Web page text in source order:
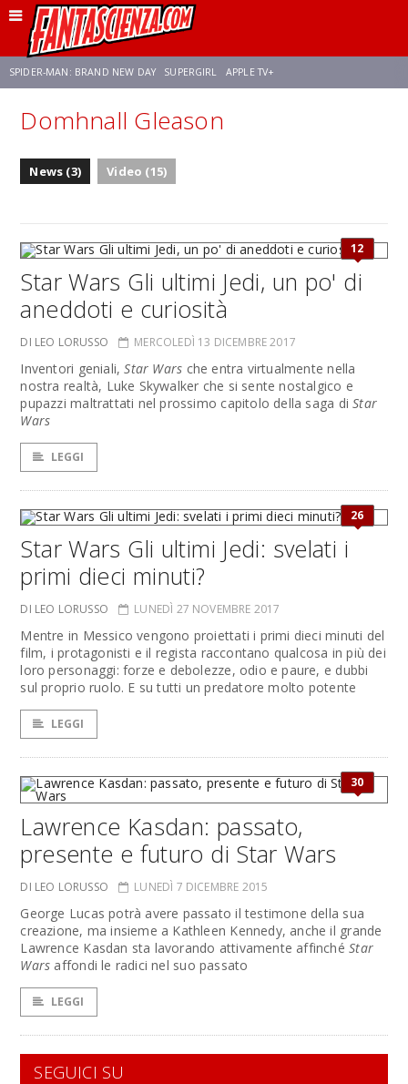
SPIDER-MAN: BRAND NEW DAY SUPERGIRL APPLE TV+
FRANCO RICCIARDIELLO ZENDAYA STAR TREK
Domhnall Gleason
News (3) Video (15)
12
Star Wars Gli ultimi Jedi, un po' di
aneddoti e curiosità
DI LEO LORUSSO MERCOLEDÌ 13 DICEMBRE 2017
Inventori geniali,Star Wars che entra virtualmente nella
nostra realtà, Luke Skywalker che si sente nostalgico e
pupazzi maltrattati nel prossimo capitolo della saga diStar
Wars
LEGGI
26
Star Wars Gli ultimi Jedi: svelati i
primi dieci minuti?
DI LEO LORUSSO LUNEDÌ 27 NOVEMBRE 2017
Mentre in Messico vengono proiettati i primi dieci minuti del
film, i protagonisti e il regista raccontano qualcosa in più dei
loro personaggi: forze e debolezze, odio e paure, e dubbi
sul proprio ruolo. E su tutti un predatore molto potente
LEGGI
30
Lawrence Kasdan: passato,
presente e futuro di Star Wars
DI LEO LORUSSO LUNEDÌ 7 DICEMBRE 2015
George Lucas potrà avere passato il testimone della sua
creazione, ma insieme a Kathleen Kennedy, anche il grande
Lawrence Kasdan sta lavorando attivamente affinchéStar
Wars affondi le radici nel suo passato
LEGGI
SEGUICI SU